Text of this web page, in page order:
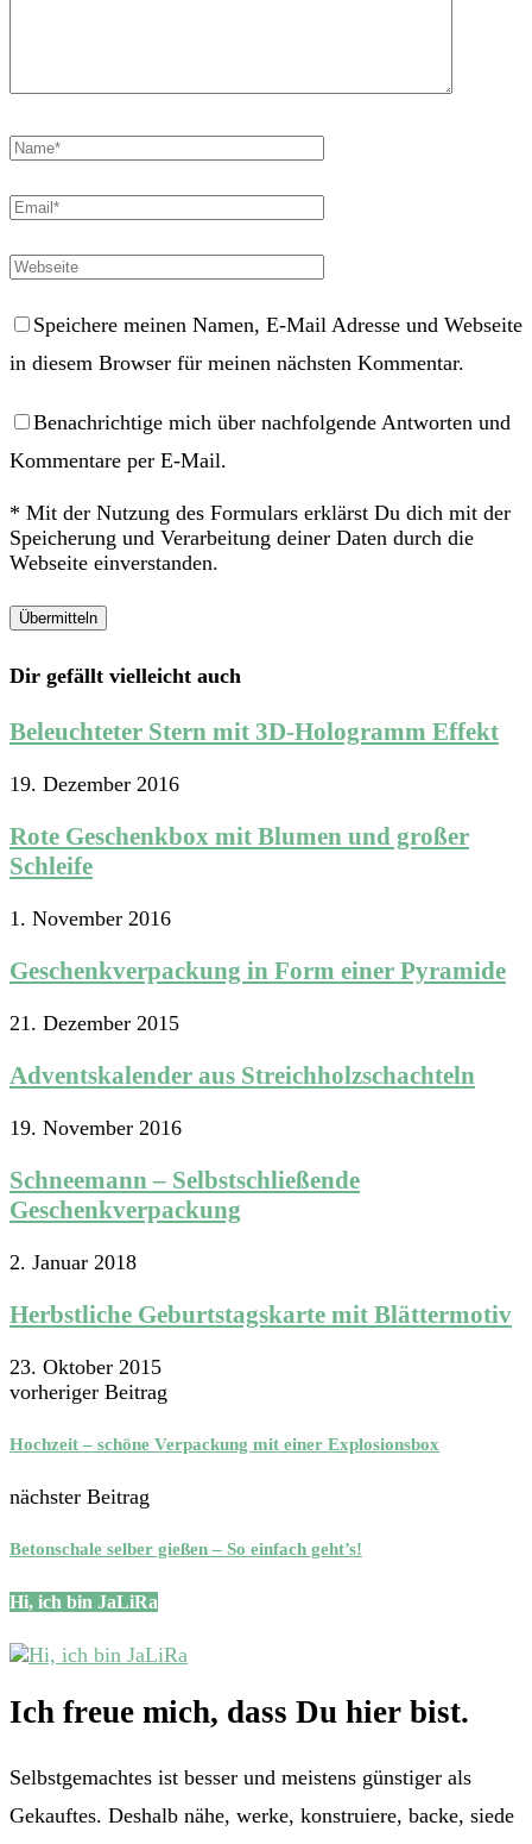
Speichere meinen Namen, E-Mail Adresse und Webseite
in diesem Browser für meinen nächsten Kommentar.
Benachrichtige mich über nachfolgende Antworten und
Kommentare per E-Mail.
* Mit der Nutzung des Formulars erklärst Du dich mit der
Speicherung und Verarbeitung deiner Daten durch die
Webseite einverstanden.
Dir gefällt vielleicht auch
Beleuchteter Stern mit 3D-Hologramm Effekt
19. Dezember 2016
Rote Geschenkbox mit Blumen und großer
Schleife
1. November 2016
Geschenkverpackung in Form einer Pyramide
21. Dezember 2015
Adventskalender aus Streichholzschachteln
19. November 2016
Schneemann – Selbstschließende
Geschenkverpackung
2. Januar 2018
Herbstliche Geburtstagskarte mit Blättermotiv
23. Oktober 2015
vorheriger Beitrag
Hochzeit – schöne Verpackung mit einer Explosionsbox
nächster Beitrag
Betonschale selber gießen – So einfach geht’s!
Hi, ich bin JaLiRa
Ich freue mich, dass Du hier bist.
Selbstgemachtes ist besser und meistens günstiger als
Gekauftes. Deshalb nähe, werke, konstruiere, backe, siede